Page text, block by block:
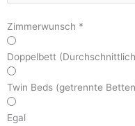
Zimmerwunsch *
Doppelbett
Twin Beds (getrennte
Egal